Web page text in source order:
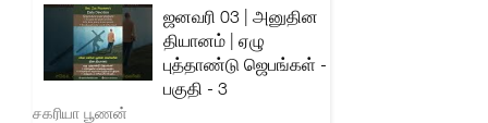
ஜனவரி 03 | அனுதின
தியானம் | ஏழு
புத்தாண்டு ஜெபங்கள் -
பகுதி - 3
சகரியா பூணன்